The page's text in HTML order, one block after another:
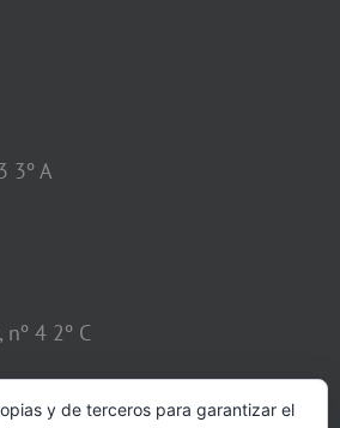
3º A
4 2º C
y de terceros para garantizar el